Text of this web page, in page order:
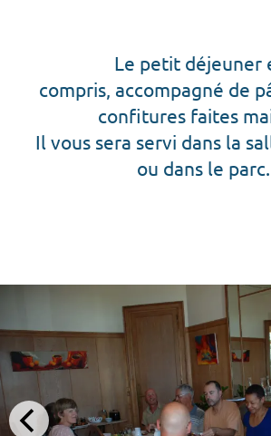
Le petit déjeuner
compris, accompagné de
confitures faites
Il vous sera servi dans la
ou dans le parc.